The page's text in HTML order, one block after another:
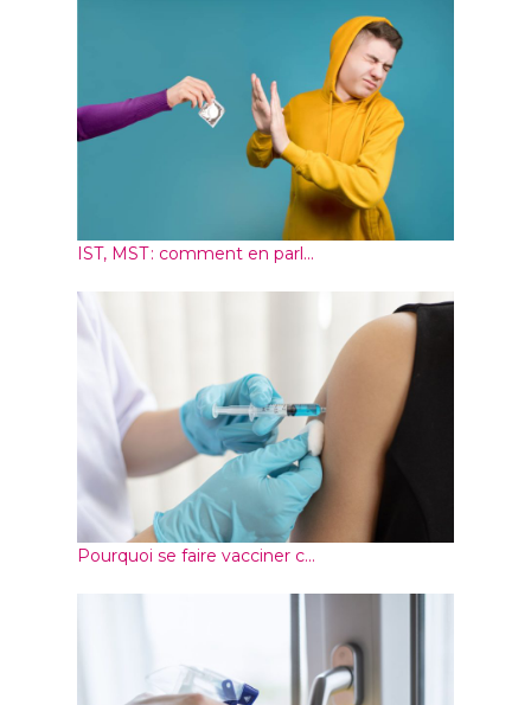
IST, MST : comment en parl...
Pourquoi se faire vacciner c...